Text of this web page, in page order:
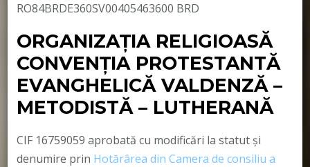
RO84BRDE360SV00405463600 BRD
ORGANIZAȚIA RELIGIOASĂ
CONVENŢIA PROTESTANTĂ
EVANGHELICĂ VALDENZĂ –
METODISTĂ – LUTHERANĂ
CIF 16759059 aprobată cu modificări la statut și
denumire prin Hotărârea din Camera de consiliu a